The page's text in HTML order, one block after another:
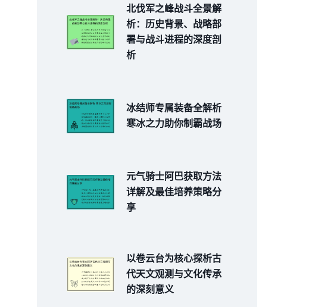
北伐军之峰战斗全景解
析：历史背景、战略部
署与战斗进程的深度剖
析
冰结师专属装备全解析
寒冰之力助你制霸战场
元气骑士阿巴获取方法
详解及最佳培养策略分
享
以卷云台为核心探析古
代天文观测与文化传承
的深刻意义